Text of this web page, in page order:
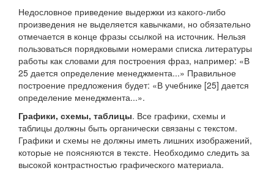
Недословное приведение выдержки из какого-либо
произведения не выделяется кавычками, но обязательно
отмечается в конце фразы ссылкой на источник. Нельзя
пользоваться порядковыми номерами списка литературы
работы как словами для построения фраз, например: «В
25 дается определение менеджмента...» Правильное
построение предложения будет: «В учебнике [25] дается
определение менеджмента...».
Графики, схемы, таблицы. Все графики, схемы и
таблицы должны быть органически связаны с текстом.
Графики и схемы не должны иметь лишних изображений,
которые не поясняются в тексте. Необходимо следить за
высокой контрастностью графического материала.